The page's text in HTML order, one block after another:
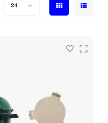
24